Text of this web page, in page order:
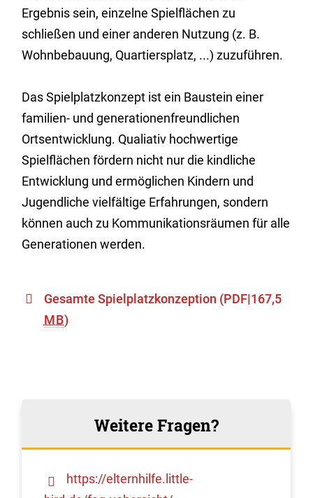
Ergebnis sein, einzelne Spielflächen zu
schließen und einer anderen Nutzung (z. B.
Wohnbebauung, Quartiersplatz, ...) zuzuführen.
Das Spielplatzkonzept ist ein Baustein einer
familien- und generationenfreundlichen
Ortsentwicklung. Qualiativ hochwertige
Spielflächen fördern nicht nur die kindliche
Entwicklung und ermöglichen Kindern und
Jugendliche vielfältige Erfahrungen, sondern
können auch zu Kommunikationsräumen für alle
Generationen werden.
Gesamte Spielplatzkonzeption (PDF|167,5
MB)
Weitere Fragen?
https://elternhilfe.little-